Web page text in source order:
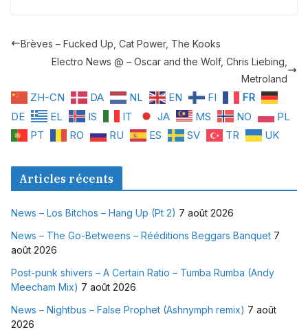
Brèves – Fucked Up, Cat Power, The Kooks
Electro News @ – Oscar and the Wolf, Chris Liebing,
Metroland
ZH-CN DA NL EN FI
FR
DE
EL IS IT JA MS NO
PL
PT
RO RU ES SV TR UK
Articles récents
News – Los Bitchos – Hang Up (Pt 2) 7 août 2026
News – The Go-Betweens – Rééditions Beggars Banquet 7
août 2026
Post-punk shivers – A Certain Ratio – Tumba Rumba (Andy
Meecham Mix) 7 août 2026
News – Nightbus – False Prophet (Ashnymph remix) 7 août
2026